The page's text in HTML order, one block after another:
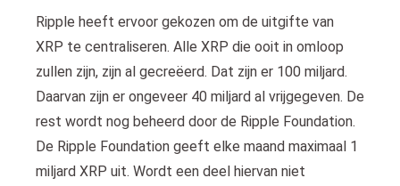
Ripple heeft ervoor gekozen om de uitgifte van
XRP te centraliseren. Alle XRP die ooit in omloop
zullen zijn, zijn al gecreëerd. Dat zijn er 100 miljard.
Daarvan zijn er ongeveer 40 miljard al vrijgegeven. De
rest wordt nog beheerd door de Ripple Foundation.
De Ripple Foundation geeft elke maand maximaal 1
miljard XRP uit. Wordt een deel hiervan niet